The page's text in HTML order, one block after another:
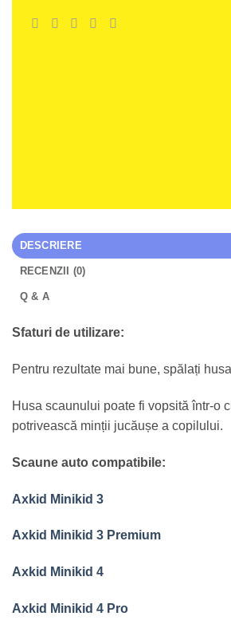
DESCRIERE
RECENZII (0)
Q & A
Sfaturi de utilizare:
Pentru rezultate mai bune, spălați
Husa scaunului poate fi vopsită într-o
potrivească minții jucăușe a copilului.
Scaune auto compatibile:
Axkid Minikid 3
Axkid Minikid 3 Premium
Axkid Minikid 4
Axkid Minikid 4 Pro